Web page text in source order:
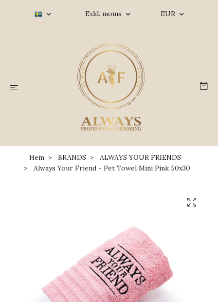
Exkl. moms EUR
Hem BRANDS
ALWAYS YOUR FRIENDS
Always Your Friend - Pet Towel Mini Pink 50x30